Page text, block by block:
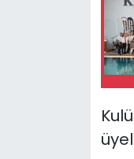
Video Galeri